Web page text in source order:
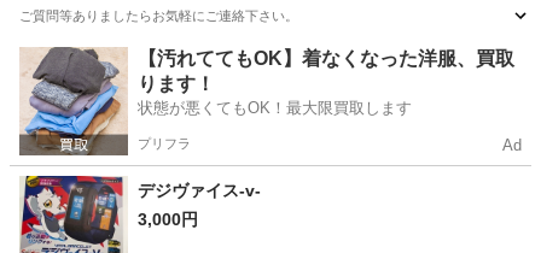
ご質問等ありましたらお気軽にご連絡下さい。
東京 府中市 多磨駅 その他 マリオ
【汚れててもOK】着なくなった洋服、買取
ります！
状態が悪くてもOK！最大限買取します
プリフラ Ad
デジヴァイス-v-
3,000円